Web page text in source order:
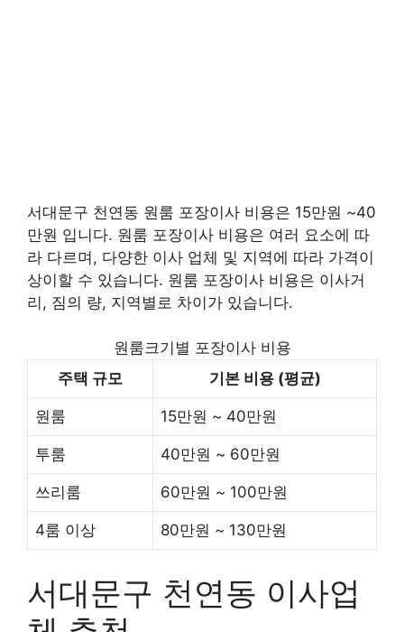
서대문구 천연동 원룸 포장이사 비용은 15만원 ~40
만원 입니다. 원룸 포장이사 비용은 여러 요소에 따
라 다르며, 다양한 이사 업체 및 지역에 따라 가격이
상이할 수 있습니다. 원룸 포장이사 비용은 이사거
리, 짐의 량, 지역별로 차이가 있습니다.
원룸크기별 포장이사 비용
주택 규모
기본 비용 (평균)
원룸 15만원 ~ 40만원
투룸 40만원 ~ 60만원
쓰리룸 60만원 ~ 100만원
4룸 이상 80만원 ~ 130만원
서대문구 천연동 이사업